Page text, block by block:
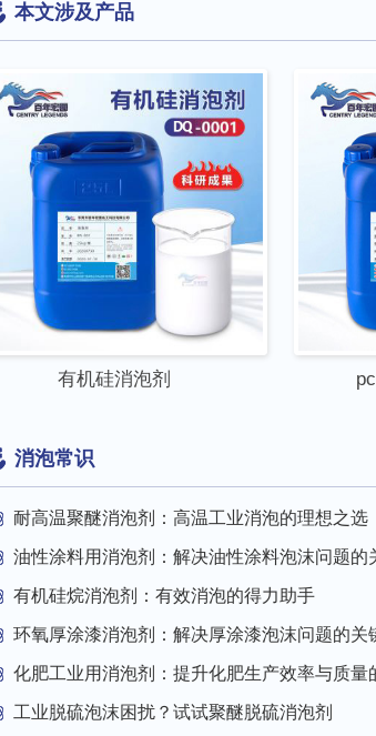
本文涉及产品
有机硅消泡剂
消泡常识
耐高温聚醚消泡剂：高温工业消泡的理想之选
油性涂料用消泡剂：解决油性涂料泡沫问题的
有机硅烷消泡剂：有效消泡的得力助手
环氧厚涂漆消泡剂：解决厚涂漆泡沫问题的关
化肥工业用消泡剂：提升化肥生产效率与质量
工业脱硫泡沫困扰？试试聚醚脱硫消泡剂